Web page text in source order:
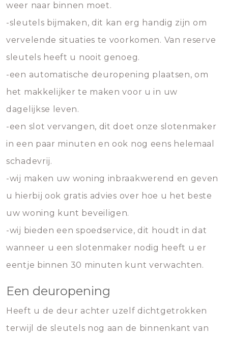
weer naar binnen moet.
-sleutels bijmaken, dit kan erg handig zijn om
vervelende situaties te voorkomen. Van reserve
sleutels heeft u nooit genoeg.
-een automatische deuropening plaatsen, om
het makkelijker te maken voor u in uw
dagelijkse leven.
-een slot vervangen, dit doet onze slotenmaker
in een paar minuten en ook nog eens helemaal
schadevrij.
-wij maken uw woning inbraakwerend en geven
u hierbij ook gratis advies over hoe u het beste
uw woning kunt beveiligen.
-wij bieden een spoedservice, dit houdt in dat
wanneer u een slotenmaker nodig heeft u er
eentje binnen 30 minuten kunt verwachten.
Een deuropening
Heeft u de deur achter uzelf dichtgetrokken
terwijl de sleutels nog aan de binnenkant van